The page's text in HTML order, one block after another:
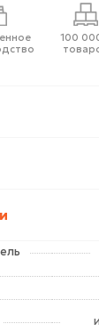
100